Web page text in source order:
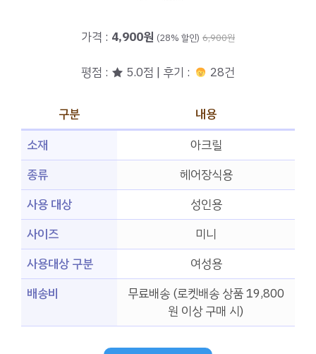
가격 : 4,900원 (28% 할인) 6,900원
평점 : ★ 5.0점 | 후기 : 28건
구분
내용
소재
아크릴
종류
헤어장식용
사용 대상
성인용
사이즈
미니
사용대상 구분
여성용
배송비
무료배송 (로켓배송 상품 19,800
원 이상 구매 시)